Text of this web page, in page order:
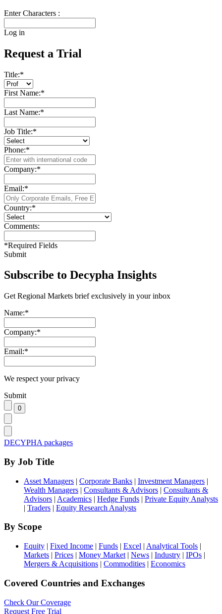
Enter Characters :
Log in
Request a Trial
Title:*
First Name:*
Last Name:*
Job Title:*
Phone:*
Company:*
Email:*
Country:*
Comments:
*Required Fields
Submit
Subscribe to Decypha Insights
Get Regional Markets brief exclusively in your inbox
Name:*
Company:*
Email:*
We respect your privacy
Submit
DECYPHA packages
By Job Title
Asset Managers | Corporate Banks | Investment Managers |
Wealth Managers | Consultants & Advisors | Consultants &
Advisors | Academics | Hedge Funds | Private Equity Analysts
| Traders | Equity Research Analysts
By Scope
Equity | Fixed Income | Funds | Excel | Analytical Tools |
Markets | Prices | Money Market | News | Industry | IPOs |
Mergers & Acquisitions | Commodities | Economics
Covered Countries and Exchanges
Check Our Coverage
Request Free Trial